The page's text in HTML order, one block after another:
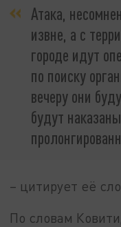
Атака,
извне, а с
городе идут
по поиску
вечеру они
будут
– цитирует её
По словам